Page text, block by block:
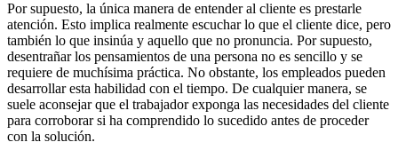
Por supuesto, la única manera de entender al cliente es prestarle
atención. Esto implica realmente escuchar lo que el cliente dice, pero
también lo que insinúa y aquello que no pronuncia. Por supuesto,
desentrañar los pensamientos de una persona no es sencillo y se
requiere de muchísima práctica. No obstante, los empleados pueden
desarrollar esta habilidad con el tiempo. De cualquier manera, se
suele aconsejar que el trabajador exponga las necesidades del cliente
para corroborar si ha comprendido lo sucedido antes de proceder
con la solución.